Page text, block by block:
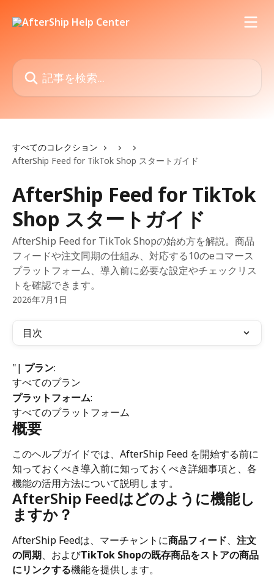
記事を検索...
すべてのコレクション
AfterShip Feed for TikTok Shop スタートガイド
AfterShip Feed for TikTok
Shop スタートガイド
AfterShip Feed for TikTok Shopの始め方を解説。商品
フィードや注文同期の仕組み、対応する10のeコマース
プラットフォーム、導入前に必要な設定やチェックリス
トを確認できます。
2026年7月1日
目次
"| プラン:
すべてのプラン
プラットフォーム:
すべてのプラットフォーム
概要
このヘルプガイドでは、AfterShip Feed を開始する前に
知っておくべき導入前に知っておくべき詳細事項と、各
機能の活用方法について説明します。
AfterShip Feedはどのように機能し
ますか？
AfterShip Feedは、マーチャントに商品フィード、 注文
の同期、およびTikTok Shopの既存商品をストアの商品
にリンクする機能を提供します。